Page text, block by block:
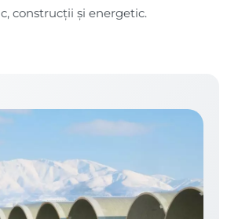
construcții și energetic.